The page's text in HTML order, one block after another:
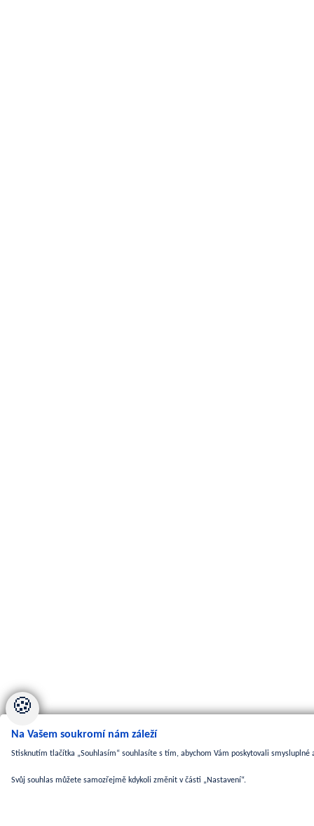
🍪
Na Vašem soukromí nám záleží
Stisknutím tlačítka „Souhlasím“ souhlasíte s tím, abychom Vám poskytovali
Svůj souhlas můžete samozřejmě kdykoli změnit v části „Nastavení“.